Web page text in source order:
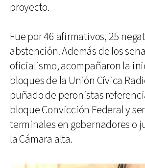
proyecto.
Fue por 46 afirmativos, 25
abstención. Además de los
oficialismo, acompañaron la
bloques de la Unión Cívica
puñado de peronistas
bloque Convicción Federal y
terminales en gobernadores o
la Cámara alta.